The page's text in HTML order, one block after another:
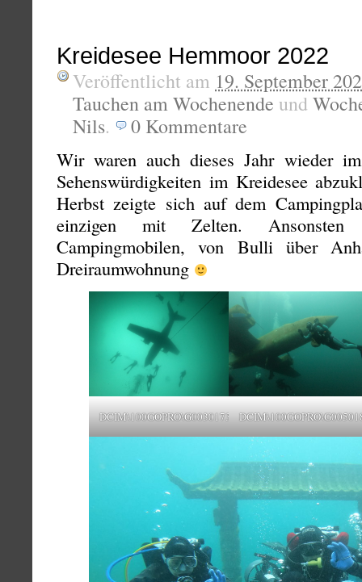
Kreidesee Hemmoor 2022
Veröffentlicht am 19. September
Tauchen am Wochenende und
Nils. 0 Kommentare
Wir waren auch dieses Jahr wieder
Sehenswürdigkeiten im Kreidesee
Herbst zeigte sich auf dem
einzigen mit Zelten.
Campingmobilen, von Bulli über
Dreiraumwohnung
DCIM\100GOPRO\G0030173.JPG